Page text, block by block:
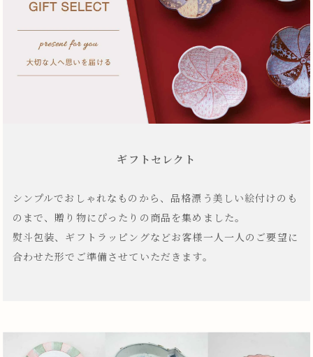
ギフトセレクト
シンプルでおしゃれなものから、品格漂う美しい絵付けのも
のまで、贈り物にぴったりの商品を集めました。
熨斗包装、ギフトラッピングなどお客様一人一人のご要望に
合わせた形でご準備させていただきます。